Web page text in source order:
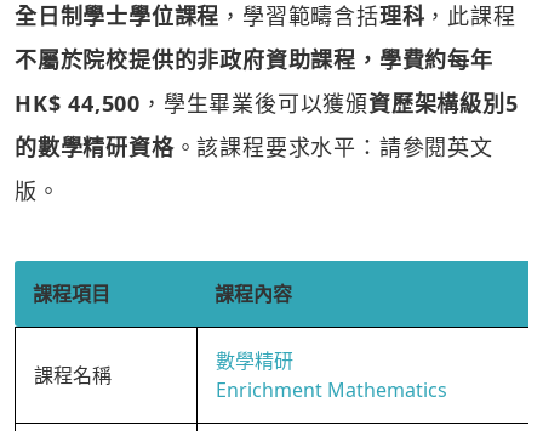
全日制學士學位課程 ，學習範疇含括理科 ，此課程
不屬於院校提供的非政府資助課程，學費約每年
HK$ 44,500 ，學生畢業後可以獲頒資歷架構級別5
的數學精研資格。該課程要求水平：請參閱英文
版。
課程項目 課程內容
課程名稱
數學精研
Enrichment Mathematics